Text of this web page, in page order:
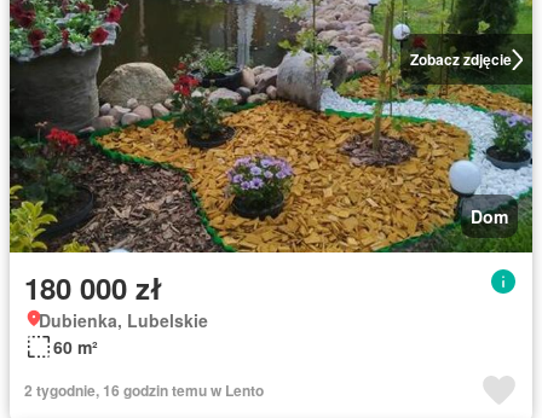
Zobacz zdjęcie
Dom
180 000 zł
Dubienka, Lubelskie
60 m²
2 tygodnie, 16 godzin temu w Lento